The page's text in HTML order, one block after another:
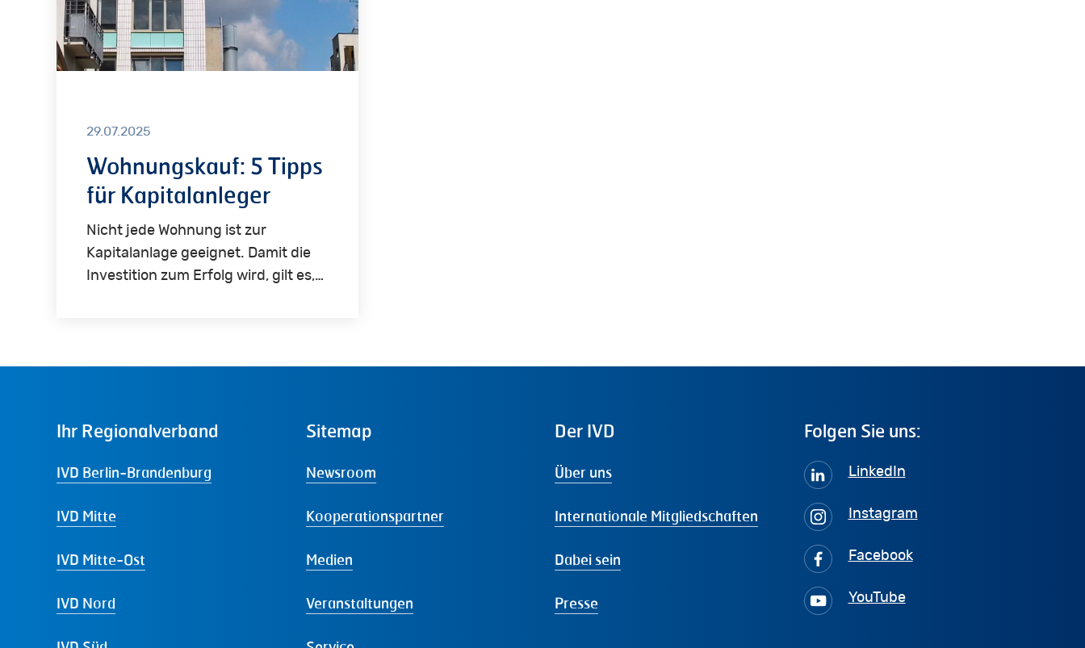
29.07.2025
Wohnungskauf: 5 Tipps
für Kapitalanleger
Nicht jede Wohnung ist zur
Kapitalanlage geeignet. Damit die
Investition zum Erfolg wird, gilt es,…
Ihr Regionalverband
IVD Berlin-Brandenburg
IVD Mitte
IVD Mitte-Ost
IVD Nord
Sitemap
Newsroom
Kooperationspartner
Medien
Veranstaltungen
Der IVD
Über uns
Internationale Mitgliedschaften
Dabei sein
Presse
Folgen Sie uns:
LinkedIn
Instagram
Facebook
YouTube